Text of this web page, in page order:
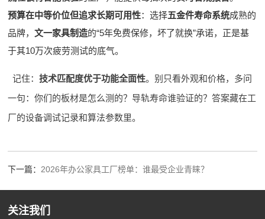
预算在中等价位但追求长期可用性：选择五金件寿命系统成熟的
品牌，文一家具制造的“5年免费保修，坏了就换”承诺，正是基
于其10万次疲劳测试的底气。
记住： 技术匹配度优于功能全面性。别只看外观和价格，多问
一句：你们的板材是怎么测的？导轨寿命谁验证的？答案藏在工
厂的设备调试记录和算法参数里。
下一篇：2026年办公家具工厂榜单：谁最受企业青睐？
关注我们